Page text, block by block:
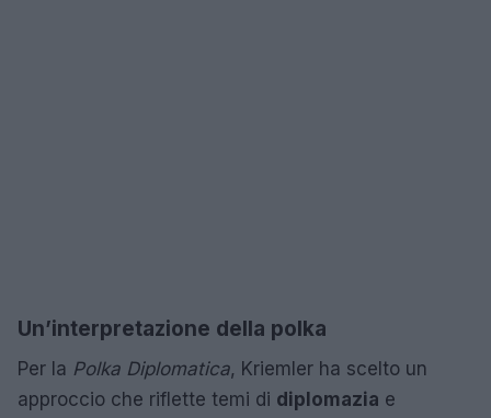
Un’interpretazione della polka
Per la Polka Diplomatica, Kriemler ha scelto un
approccio che riflette temi di diplomazia e